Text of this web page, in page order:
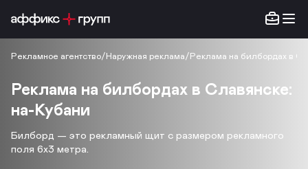
Рекламное агентство/Наружная реклама/Реклама на билбордах в
Реклама на билбордах в Славянске:
на-Кубани
Билборд — это рекламный щит с размером рекламного
поля 6х3 метра.